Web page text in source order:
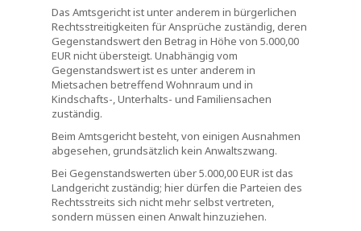
Das Amtsgericht ist unter anderem in bürgerlichen
Rechtsstreitigkeiten für Ansprüche zuständig, deren
Gegenstandswert den Betrag in Höhe von 5.000,00
EUR nicht übersteigt. Unabhängig vom
Gegenstandswert ist es unter anderem in
Mietsachen betreffend Wohnraum und in
Kindschafts-, Unterhalts- und Familiensachen
zuständig.
Beim Amtsgericht besteht, von einigen Ausnahmen
abgesehen, grundsätzlich kein Anwaltszwang.
Bei Gegenstandswerten über 5.000,00 EUR ist das
Landgericht zuständig; hier dürfen die Parteien des
Rechtsstreits sich nicht mehr selbst vertreten,
sondern müssen einen Anwalt hinzuziehen.